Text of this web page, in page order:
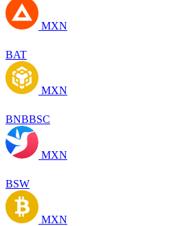
MXN
BAT
MXN
BNBBSC
MXN
BSW
MXN